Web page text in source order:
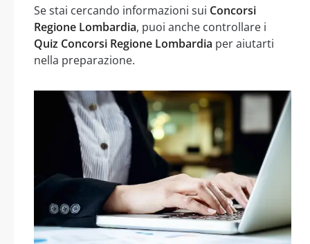
Se stai cercando informazioni sui Concorsi
Regione Lombardia, puoi anche controllare i
Quiz Concorsi Regione Lombardia per aiutarti
nella preparazione.